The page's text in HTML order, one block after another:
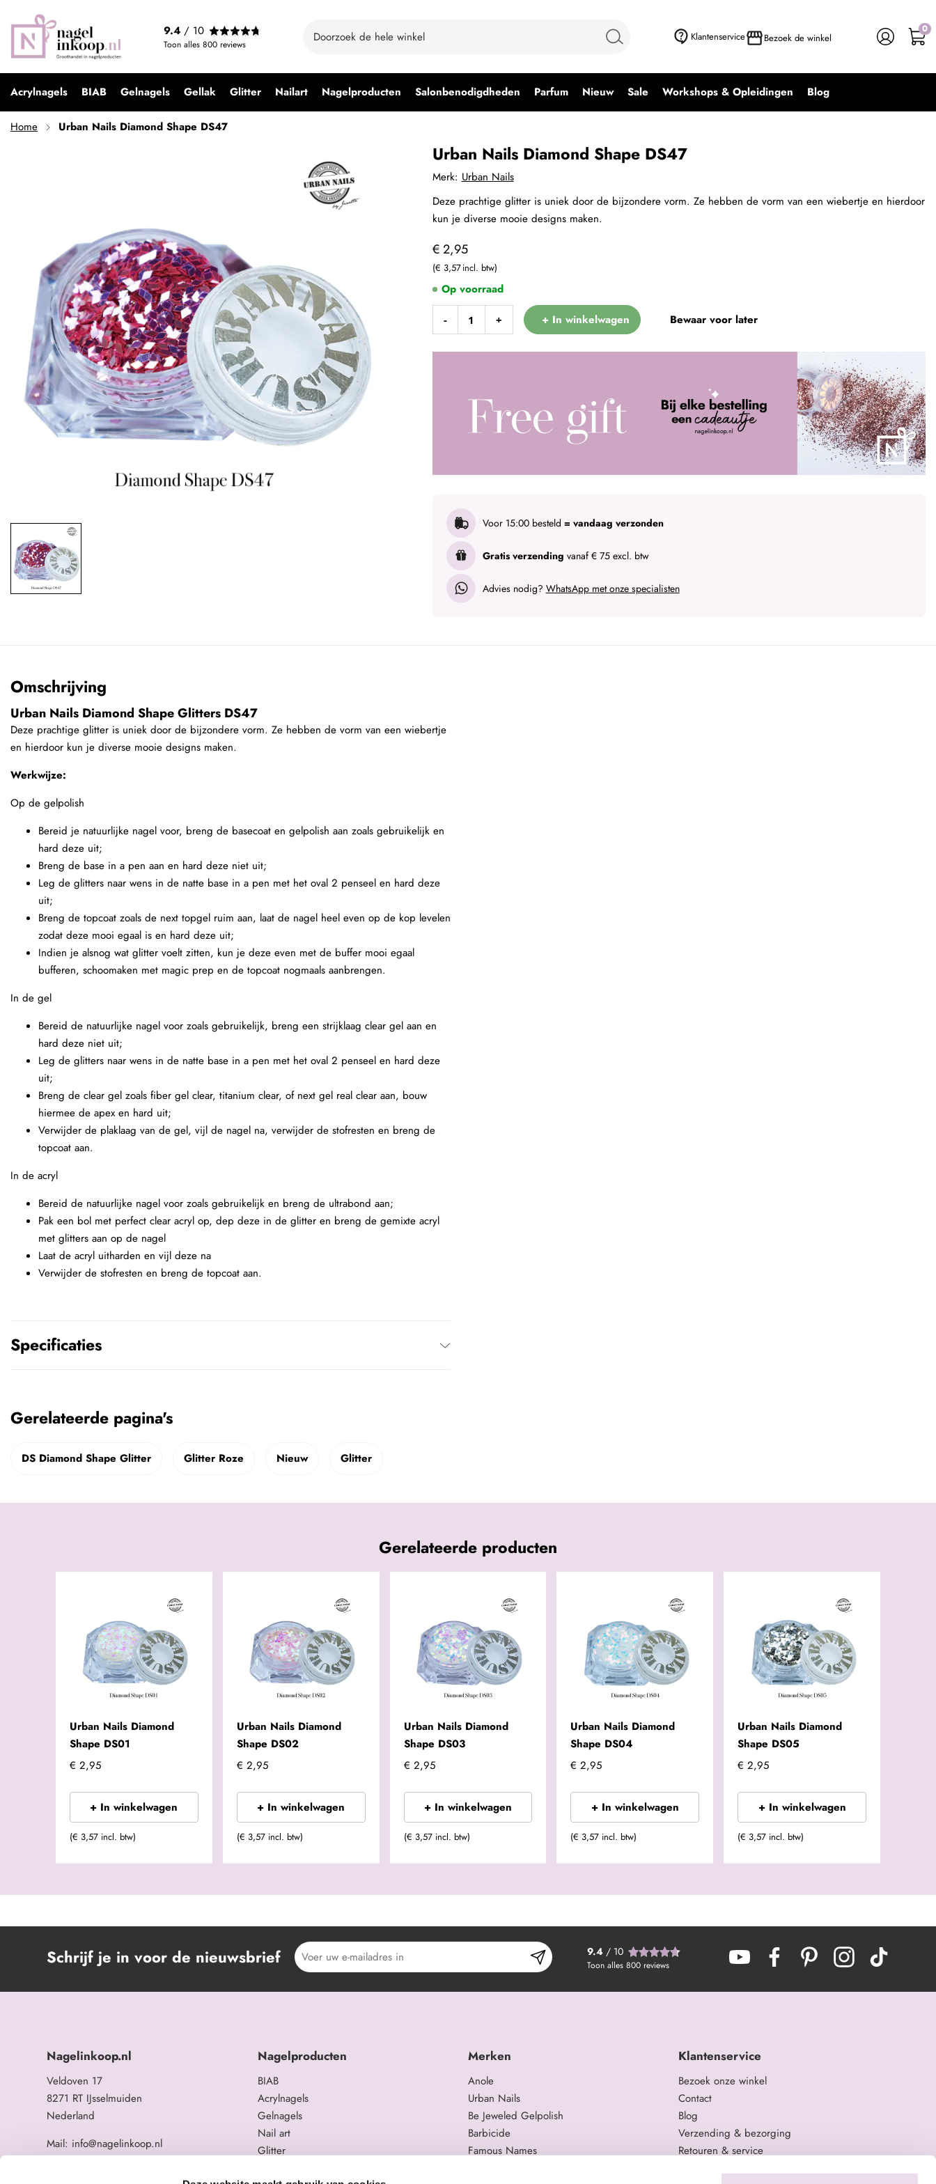
Klantenservice Bezoek de winkel
9.4 / 10
Toon alles 800 reviews
0
Acrylnagels BIAB Gelnagels Gellak Glitter Nailart Nagelproducten Salonbenodigdheden Parfum Nieuw Sale Workshops & Opleidingen Blog
Home Urban Nails Diamond Shape DS47
Urban Nails Diamond Shape DS47
€ 2,95
€ 3,57
Urban Nails Diamond Shape DS47
€ 2,95
+ In winkelwagen
- + + In winkelwagen Bewaar voor later
Merk: Urban Nails
Voor 15:00 besteld = vandaag verzonden
Gratis verzending vanaf € 75 excl. btw
Advies nodig? WhatsApp met onze specialisten
Op voorraad
Deze prachtige glitter is uniek door de bijzondere vorm. Ze hebben de vorm van een wiebertje en hierdoor
kun je diverse mooie designs maken.
Omschrijving
Urban Nails Diamond Shape Glitters DS47
Deze prachtige glitter is uniek door de bijzondere vorm. Ze hebben de vorm van een wiebertje
en hierdoor kun je diverse mooie designs maken.
Werkwijze:
Op de gelpolish
Bereid je natuurlijke nagel voor, breng de basecoat en gelpolish aan zoals gebruikelijk en
hard deze uit;
Breng de base in a pen aan en hard deze niet uit;
Leg de glitters naar wens in de natte base in a pen met het oval 2 penseel en hard deze
uit;
Breng de topcoat zoals de next topgel ruim aan, laat de nagel heel even op de kop levelen
zodat deze mooi egaal is en hard deze uit;
Indien je alsnog wat glitter voelt zitten, kun je deze even met de buffer mooi egaal
bufferen, schoomaken met magic prep en de topcoat nogmaals aanbrengen.
In de gel
Bereid de natuurlijke nagel voor zoals gebruikelijk, breng een strijklaag clear gel aan en
hard deze niet uit;
Leg de glitters naar wens in de natte base in a pen met het oval 2 penseel en hard deze
uit;
Breng de clear gel zoals fiber gel clear, titanium clear, of next gel real clear aan, bouw
hiermee de apex en hard uit;
Verwijder de plaklaag van de gel, vijl de nagel na, verwijder de stofresten en breng de
topcoat aan.
In de acryl
Bereid de natuurlijke nagel voor zoals gebruikelijk en breng de ultrabond aan;
Pak een bol met perfect clear acryl op, dep deze in de glitter en breng de gemixte acryl
met glitters aan op de nagel
Laat de acryl uitharden en vijl deze na
Verwijder de stofresten en breng de topcoat aan.
Specificaties
Gerelateerde pagina's
DS Diamond Shape Glitter Glitter Roze Nieuw Glitter
Gerelateerde producten
Urban Nails Diamond
Shape DS01
€ 2,95
+ In winkelwagen
(€ 3,57 incl. btw)
Urban Nails Diamond
Shape DS02
€ 2,95
+ In winkelwagen
(€ 3,57 incl. btw)
Urban Nails Diamond
Shape DS03
€ 2,95
+ In winkelwagen
(€ 3,57 incl. btw)
Urban Nails Diamond
Shape DS04
€ 2,95
+ In winkelwagen
(€ 3,57 incl. btw)
Urban Nails Diamond
Shape DS05
€ 2,95
+ In winkelwagen
(€ 3,57 incl. btw)
Schrijf je in voor de nieuwsbrief 9.4/ 10
Toon alles 800 reviews
Nagelinkoop.nl
Veldoven 17
8271 RT IJsselmuiden
Nederland
Mail: info@nagelinkoop.nl
BTW nummer: NL863104678B01
Nagelproducten
BIAB
Acrylnagels
Gelnagels
Nail art
Glitter
Merken
Anole
Urban Nails
Be Jeweled Gelpolish
Barbicide
Famous Names
Klantenservice
Bezoek onze winkel
Contact
Blog
Verzending & bezorging
Retouren & service